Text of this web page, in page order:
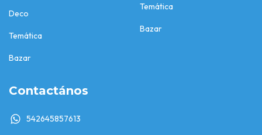
Deco
Temática
Bazar
Temática
Bazar
Contactános
542645857613